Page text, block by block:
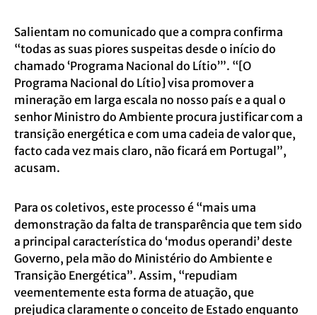
Salientam no comunicado que a compra confirma
“todas as suas piores suspeitas desde o início do
chamado ‘Programa Nacional do Lítio’”. “[O
Programa Nacional do Lítio] visa promover a
mineração em larga escala no nosso país e a qual o
senhor Ministro do Ambiente procura justificar com a
transição energética e com uma cadeia de valor que,
facto cada vez mais claro, não ficará em Portugal”,
acusam.
Para os coletivos, este processo é “mais uma
demonstração da falta de transparência que tem sido
a principal característica do ‘modus operandi’ deste
Governo, pela mão do Ministério do Ambiente e
Transição Energética”. Assim, “repudiam
veementemente esta forma de atuação, que
prejudica claramente o conceito de Estado enquanto